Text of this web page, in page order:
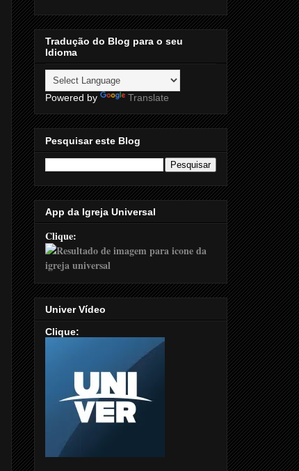
Tradução do Blog para o seu
Idioma
Powered by Translate
Pesquisar este Blog
App da Igreja Universal
Clique:
Univer Vídeo
Clique: